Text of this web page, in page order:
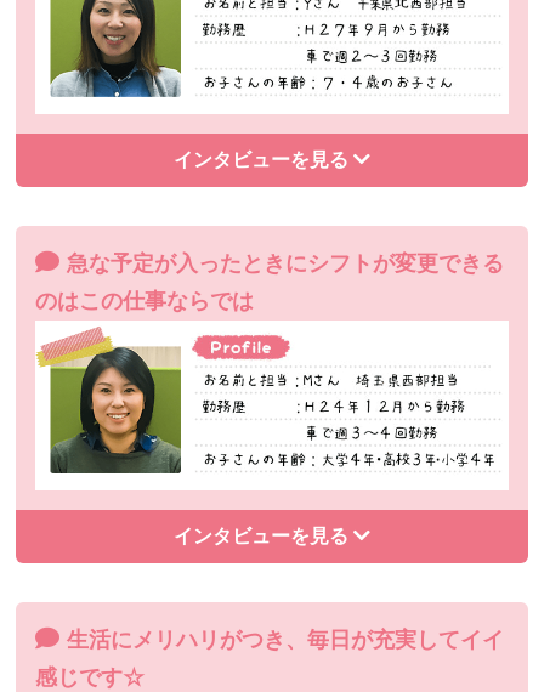
インタビューを見る
急な予定が入ったときにシフトが変更できる
のはこの仕事ならでは
インタビューを見る
生活にメリハリがつき、毎日が充実してイイ
感じです☆